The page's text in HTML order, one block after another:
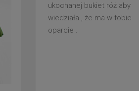
ukochanej bukiet róż aby
wiedziała , że ma w tobie
oparcie .